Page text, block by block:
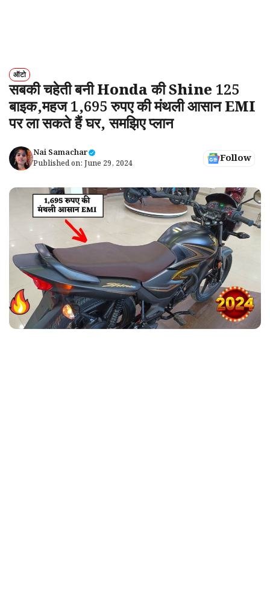
ऑटो
सबकी चहेती बनी Honda की Shine 125
बाइक,महज 1,695 रुपए की मंथली आसान EMI
पर ला सकते हैं घर, समझिए प्लान
Nai Samachar
Published on: June 29, 2024 Follow